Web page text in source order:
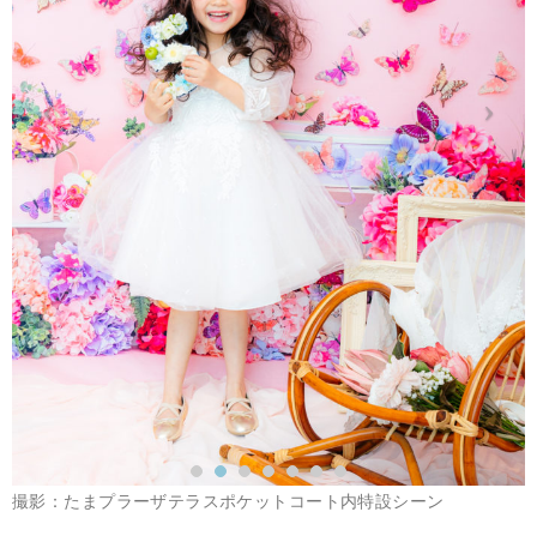
撮影：たまプラーザテラスポケットコート内特設シーン